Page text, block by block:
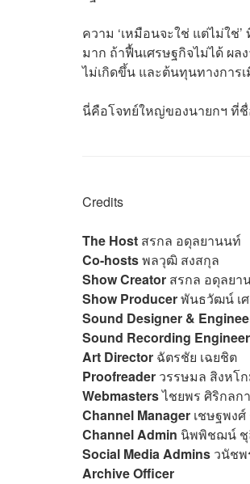
ความ ‘เหมือนจะใช่ แต่ไม่ใ
มาก ถ้าฟื้นเศรษฐกิจไม่ได้ ผ
ไม่เกิดขึ้น และต้นทุนทางการ
นี่คือโจทย์ใหญ่ของนายกฯ ที่ชื่
Credits
The Host สรกล อดุลยานนท์
Co-hostsพลวุฒิ สงสกุล
Show Creator สรกล อดุลยา
Show Producerพันธวัฒน์ เ
Sound Designer &
Sound Recording Engineer
Art Director ฉัตรชัย เฉยชิต
Proofreader วรรษมล สิงหโ
Webmastersไชยพร ศิริกลก
Channel Manager เชษฐพง
Channel Admin นิพพิชฌน์ ชุ
Social Media Admins วนัช
Archive Officer